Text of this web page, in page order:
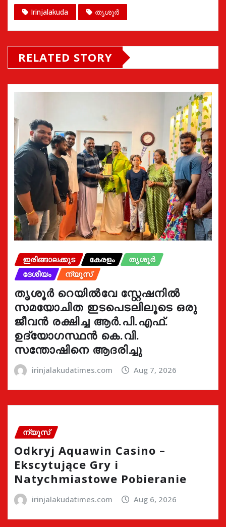
Irinjalakuda തൃശൂർ
RELATED STORY
ഇരിങ്ങാലക്കുട കേരളം
തൃശൂർ
ദേശീയം
ന്യൂസ്
തൃശൂർ റെയിൽവേ സ്റ്റേഷനിൽ
സമയോചിത ഇടപെടലിലൂടെ ഒരു
ജീവൻ രക്ഷിച്ച ആർ.പി.എഫ്.
ഉദ്യോഗസ്ഥൻ കെ.വി.
സന്തോഷിനെ ആദരിച്ചു
irinjalakudatimes.com Aug 7, 2026
ന്യൂസ്
Odkryj Aquawin Casino –
Ekscytujące Gry i
Natychmiastowe Pobieranie
irinjalakudatimes.com Aug 6, 2026